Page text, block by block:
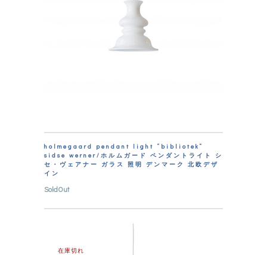
holmegaard pendant light “bibliotek”
sidse werner/ホルムガード ペンダントライト シ
セ・ヴェアナー ガラス 照明 デンマーク 北欧デザ
イン
SoldOut
在庫切れ